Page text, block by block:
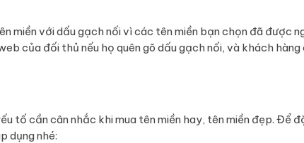
miền với dấu gạch nối vì các tên miền bạn chọn đã được
của đối thủ nếu họ quên gõ dấu gạch nối, và khách hàng
tố cần cân nhắc khi mua tên miền hay, tên miền đẹp. Để
dụng nhé: